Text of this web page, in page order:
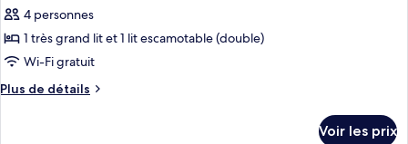
grands
lits
pour
ce
type
chambre :
4 personnes
1 très grand lit et 1 lit escamotable (double)
Wi-Fi gratuit
Plus de détails
Plus
Voir les prix